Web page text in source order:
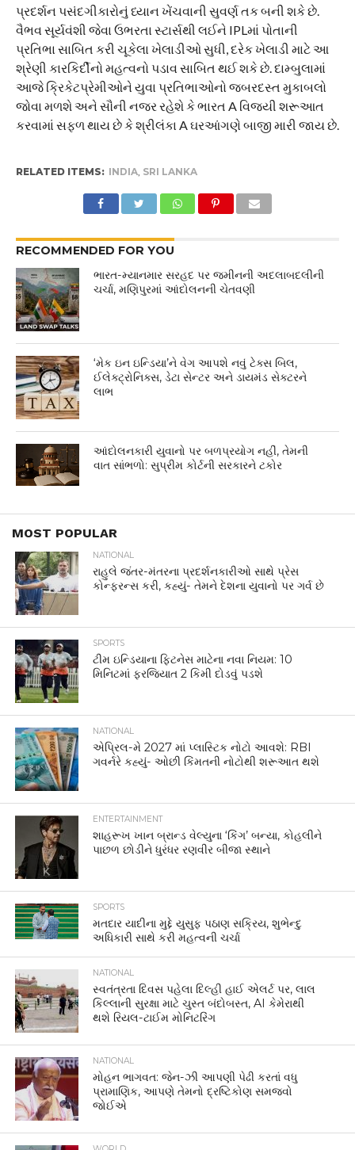
પ્રદર્શન પસંદગીકારોનું ધ્યાન ખેંચવાની સુવર્ણ તક બની શકે છે.
વૈભવ સૂર્યવંશી જેવા ઉભરતા સ્ટાર્સથી લઈને IPLમાં પોતાની
પ્રતિભા સાબિત કરી ચૂકેલા ખેલાડીઓ સુધી, દરેક ખેલાડી માટે આ
શ્રેણી કારકિર્દીનો મહત્વનો પડાવ સાબિત થઈ શકે છે. દામ્બુલામાં
આજે ક્રિકેટપ્રેમીઓને યુવા પ્રતિભાઓનો જબરદસ્ત મુકાબલો
જોવા મળશે અને સૌની નજર રહેશે કે ભારત A વિજયી શરૂઆત
કરવામાં સફળ થાય છે કે શ્રીલંકા A ઘરઆંગણે બાજી મારી જાય છે.
RELATED ITEMS: INDIA, SRI LANKA
RECOMMENDED FOR YOU
ભારત-મ્યાનમાર સરહદ પર જમીનની અદલાબદલીની
ચર્ચા, મણિપુરમાં આંદોલનની ચેતવણી
‘મેક ઇન ઇન્ડિયા’ને વેગ આપશે નવું ટેક્સ બિલ,
ઈલેક્ટ્રોનિક્સ, ડેટા સેન્ટર અને ડાયમંડ સેક્ટરને
લાભ
આંદોલનકારી યુવાનો પર બળપ્રયોગ નહીં, તેમની
વાત સાંભળો: સુપ્રીમ કોર્ટની સરકારને ટકોર
MOST POPULAR
NATIONAL
રાહુલે જંતર-મંતરના પ્રદર્શનકારીઓ સાથે પ્રેસ
કોન્ફરન્સ કરી, કહ્યું- તેમને દેશના યુવાનો પર ગર્વ છે
SPORTS
ટીમ ઇન્ડિયાના ફિટનેસ માટેના નવા નિયમ: 10
મિનિટમાં ફરજિયાત 2 કિમી દોડવું પડશે
NATIONAL
એપ્રિલ-મે 2027 માં પ્લાસ્ટિક નોટો આવશે: RBI
ગવર્નરે કહ્યું- ઓછી કિંમતની નોટોથી શરૂઆત થશે
ENTERTAINMENT
શાહરૂખ ખાન બ્રાન્ડ વેલ્યુના ‘કિંગ’ બન્યા, કોહલીને
પાછળ છોડીને ધુરંધર રણવીર બીજા સ્થાને
SPORTS
મતદાર યાદીના મુદ્દે યુસુફ પઠાણ સક્રિય, શુભેન્દુ
અધિકારી સાથે કરી મહત્વની ચર્ચા
NATIONAL
સ્વતંત્રતા દિવસ પહેલા દિલ્હી હાઈ એલર્ટ પર, લાલ
કિલ્લાની સુરક્ષા માટે ચુસ્ત બંદોબસ્ત, AI કેમેરાથી
થશે રિયલ-ટાઈમ મોનિટરિંગ
NATIONAL
મોહન ભાગવત: જેન-ઝી આપણી પેઢી કરતાં વધુ
પ્રામાણિક, આપણે તેમનો દ્રષ્ટિકોણ સમજવો
જોઈએ